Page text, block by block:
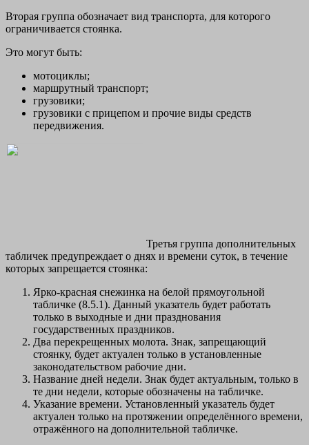
Вторая группа обозначает вид транспорта, для которого
ограничивается стоянка.
Это могут быть:
мотоциклы;
маршрутный транспорт;
грузовики;
грузовики с прицепом и прочие виды средств
передвижения.
Третья группа дополнительных
табличек предупреждает о днях и времени суток, в течение
которых запрещается стоянка:
Ярко-красная снежинка на белой прямоугольной
табличке (8.5.1). Данный указатель будет работать
только в выходные и дни празднования
государственных праздников.
Два перекрещенных молота. Знак, запрещающий
стоянку, будет актуален только в установленные
законодательством рабочие дни.
Название дней недели. Знак будет актуальным, только в
те дни недели, которые обозначены на табличке.
Указание времени. Установленный указатель будет
актуален только на протяжении определённого времени,
отражённого на дополнительной табличке.